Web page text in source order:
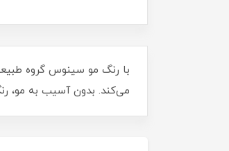
با رنگ مو سینوس گروه
می‌کند. بدون آسیب به مو،